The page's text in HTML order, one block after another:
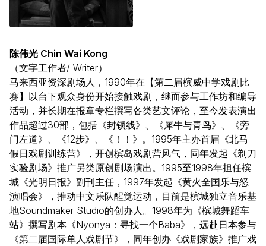
陈伟光 Chin Wai Kong
（文字工作者/ Writer）
马来西亚资深剧场人，1990年在【第二届槟威中学戏剧比
赛】以台下观众身份开始接触戏剧，继而参与工作坊和编导
活动，并长期在报章专栏撰写各类艺文评论，至今发表演出
作品超过30部，包括《封锁线》、《犀牛与青鸟》、《旁
门左道》、《12步》、《！！》。1995年主办首届《北马
假日戏剧训练营》，开创槟岛戏剧营风气，同年发起《剃刀
实验剧场》推广另类原创剧场演出。1995至1998年担任槟
城《光明日报》副刊主任，1997年发起《黄火全国乐与怒
演唱会》，推动中文乐队醒觉运动，目前是槟城独立音乐基
地Soundmaker Studio的创办人。1998年为《槟城舞蹈车
站》撰写剧本《Nyonya：寻找一个Baba》，远赴日本参与
《第二届国际单人戏剧节》，同年创办《戏剧家族》推广戏